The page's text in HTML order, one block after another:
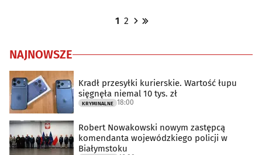
1 2
NAJNOWSZE
Kradł przesyłki kurierskie. Wartość łupu
sięgnęła niemal 10 tys. zł
KRYMINALNE 18:00
Robert Nowakowski nowym zastępcą
komendanta wojewódzkiego policji w
Białymstoku